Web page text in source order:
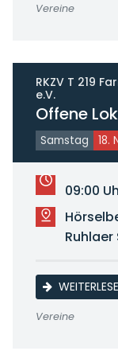
Vereine
RKZV T 219
e.V.
Offene
Samstag 18.
09:00
Ruhlaer
Vereine